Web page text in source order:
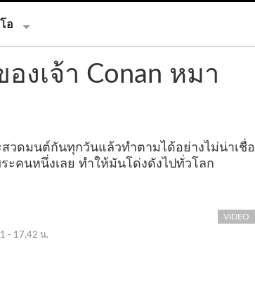
อ
งเจ้า Conan หมา
สวดมนต์กันทุกวันแล้วทำตามได้อย่างไม่น่าเชื่อ
ะคนหนึ่งเลย ทำให้มันโด่งดังไปทั่วโลก
- 17.42 น.
VIDEO